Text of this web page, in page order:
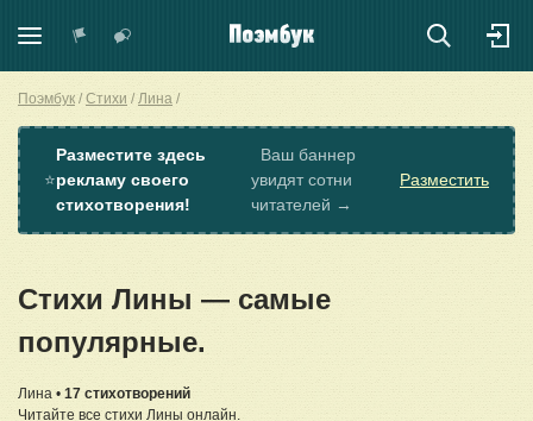
Поэмбук Стихи Лина
⭐
Разместите здесь
рекламу своего
стихотворения!
Ваш баннер
увидят сотни
читателей →
Разместить
Стихи Лины — самые
популярные.
Лина • 17 стихотворений
Читайте все стихи Лины онлайн.